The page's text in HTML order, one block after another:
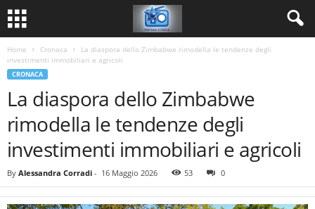
Home Cronaca
La diaspora dello Zimbabwe rimodella le tendenze degli
investimenti immobiliari e agricoli
CRONACA
La diaspora dello Zimbabwe
rimodella le tendenze degli
investimenti immobiliari e agricoli
By Alessandra Corradi - 16 Maggio 2026 53 0